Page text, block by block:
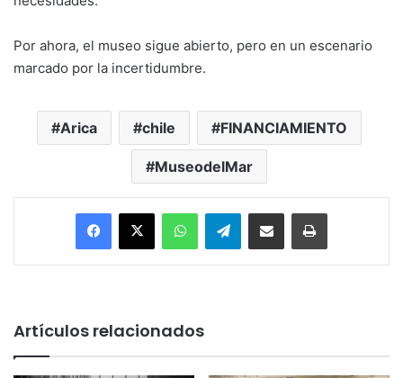
Por ahora, el museo sigue abierto, pero en un escenario
marcado por la incertidumbre.
Arica chile FINANCIAMIENTO
MuseodelMar
Facebook
X WhatsAppTelegramEnviar vía email Imprimir
Artículos relacionados